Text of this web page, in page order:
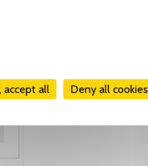
accept all Deny all cookies